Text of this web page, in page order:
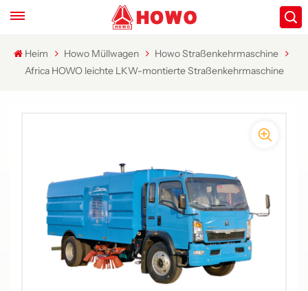
Heim Howo Müllwagen
Howo Straßenkehrmaschine
Africa HOWO leichte LKW-montierte Straßenkehrmaschine